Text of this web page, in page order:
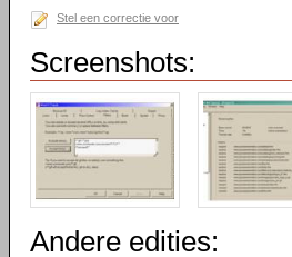
Stel een correctie voor
Screenshots:
Andere edities: